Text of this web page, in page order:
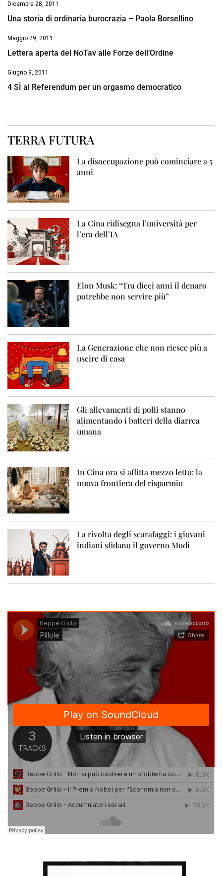
Dicembre 28, 2011
Una storia di ordinaria burocrazia – Paola Borsellino
Maggio 29, 2011
Lettera aperta del NoTav alle Forze dell’Ordine
Giugno 9, 2011
4 SÌ al Referendum per un orgasmo democratico
TERRA FUTURA
La disoccupazione può cominciare a 5
anni
La Cina ridisegna l’università per
l’era dell’IA
Elon Musk: “Tra dieci anni il denaro
potrebbe non servire più”
La Generazione che non riesce più a
uscire di casa
Gli allevamenti di polli stanno
alimentando i batteri della diarrea
umana
In Cina ora si affitta mezzo letto: la
nuova frontiera del risparmio
La rivolta degli scarafaggi: i giovani
indiani sfidano il governo Modi